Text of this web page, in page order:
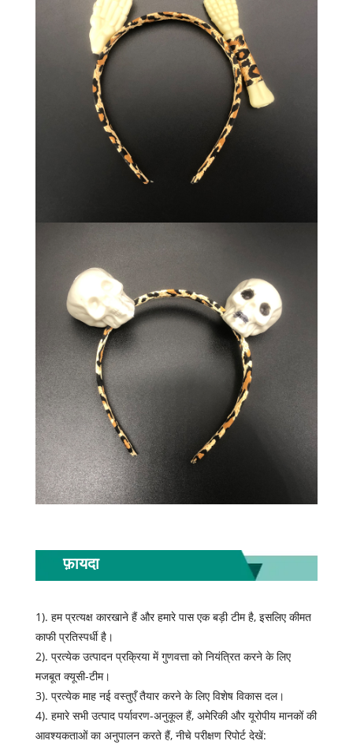
फ़ायदा
1). हम प्रत्यक्ष कारखाने हैं और हमारे पास एक बड़ी टीम है, इसलिए कीमत
काफी प्रतिस्पर्धी है।
2). प्रत्येक उत्पादन प्रक्रिया में गुणवत्ता को नियंत्रित करने के लिए
मजबूत क्यूसी-टीम।
3). प्रत्येक माह नई वस्तुएँ तैयार करने के लिए विशेष विकास दल।
4). हमारे सभी उत्पाद पर्यावरण-अनुकूल हैं, अमेरिकी और यूरोपीय मानकों की
आवश्यकताओं का अनुपालन करते हैं, नीचे परीक्षण रिपोर्ट देखें: